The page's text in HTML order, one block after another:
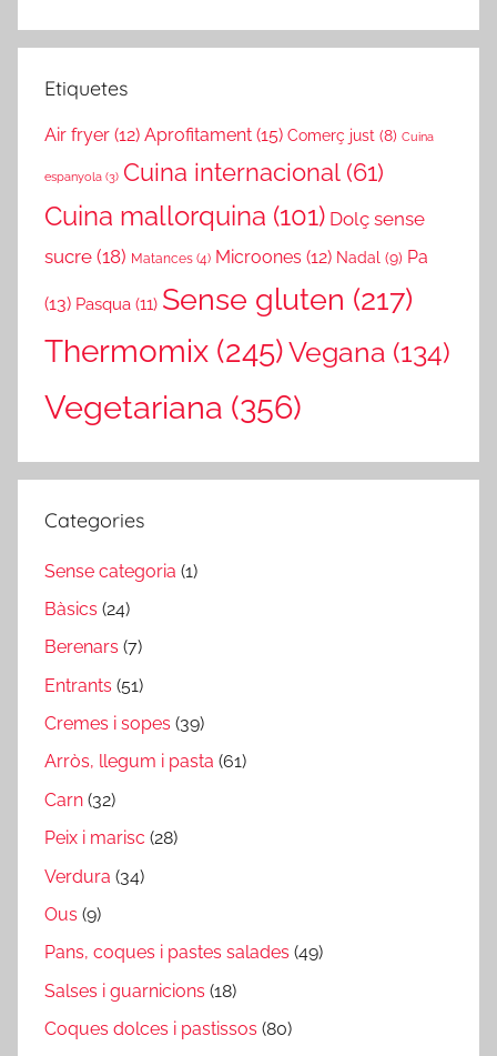
Etiquetes
Air fryer (12) Aprofitament (15) Comerç just (8) Cuina
espanyola (3) Cuina internacional(61)
Cuina mallorquina (101) Dolç sense
sucre (18) Matances (4) Microones (12) Nadal (9) Pa
(13) Pasqua (11) Sense gluten (217)
Thermomix (245)Vegana (134)
Vegetariana (356)
Categories
Sense categoria (1)
Bàsics (24)
Berenars (7)
Entrants (51)
Cremes i sopes (39)
Arròs, llegum i pasta (61)
Carn (32)
Peix i marisc (28)
Verdura (34)
Ous (9)
Pans, coques i pastes salades (49)
Salses i guarnicions (18)
Coques dolces i pastissos (80)